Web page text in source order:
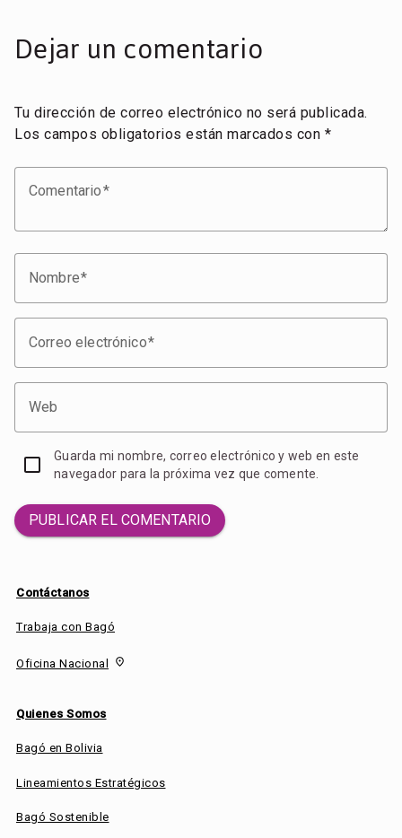
Dejar un comentario
Tu dirección de correo electrónico no será publicada.
Los campos obligatorios están marcados con *
Comentario
Nombre
Correo electrónico
Web
Guarda mi nombre, correo electrónico y web en este
navegador para la próxima vez que comente.
PUBLICAR EL COMENTARIO
Contáctanos
Trabaja con Bagó
Oficina Nacional fmd_good
Quienes Somos
Bagó en Bolivia
Lineamientos Estratégicos
Bagó Sostenible